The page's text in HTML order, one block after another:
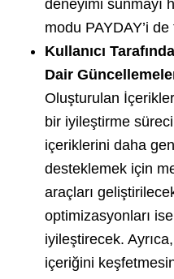
deneyimi sunmayı
modu PAYDAY’i de
Kullanıcı
Dair
Oluşturulan
bir iyileştirme
içeriklerini daha
desteklemek için
araçları
optimizasyonları
iyileştirecek.
içeriğini